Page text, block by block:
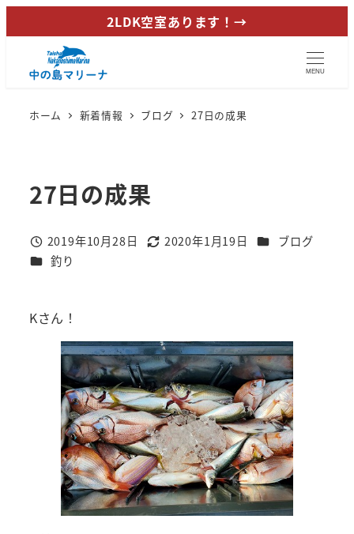
イ
2LDK空室あります！→
MENU
ホーム 新着情報 ブログ 27日の成果
27日の成果
投稿日
2019年10月28日
更新日
2020年1月19日 カテゴリー
ブログ
カテゴリー
釣り
Kさん！